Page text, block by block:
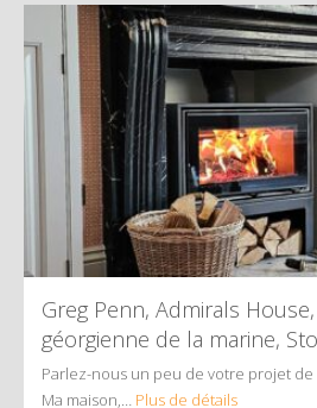
Greg Penn, Admirals
géorgienne de la marine,
Parlez-nous un peu de votre projet
Ma maison,… Plus de détails